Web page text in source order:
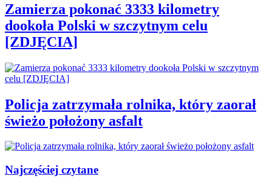
Zamierza pokonać 3333 kilometry
dookoła Polski w szczytnym celu
[ZDJĘCIA]
Policja zatrzymała rolnika, który zaorał
świeżo położony asfalt
Najczęściej czytane